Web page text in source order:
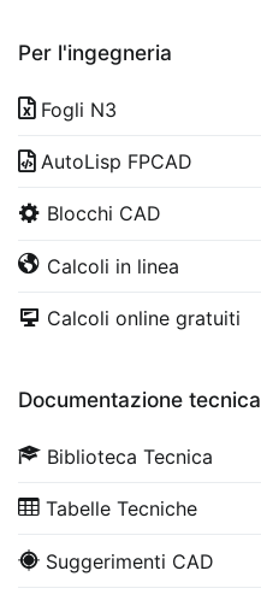
Per l'ingegneria
Fogli N3
AutoLisp FPCAD
Blocchi CAD
Calcoli in linea
Calcoli online gratuiti
Documentazione tecnica
Biblioteca Tecnica
Tabelle Tecniche
Suggerimenti CAD